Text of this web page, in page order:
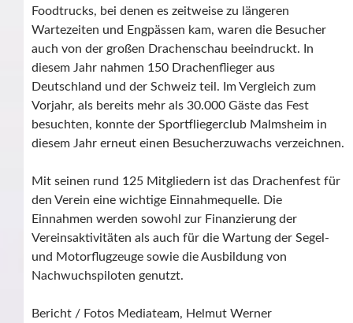
Foodtrucks, bei denen es zeitweise zu längeren
Wartezeiten und Engpässen kam, waren die Besucher
auch von der großen Drachenschau beeindruckt. In
diesem Jahr nahmen 150 Drachenflieger aus
Deutschland und der Schweiz teil. Im Vergleich zum
Vorjahr, als bereits mehr als 30.000 Gäste das Fest
besuchten, konnte der Sportfliegerclub Malmsheim in
diesem Jahr erneut einen Besucherzuwachs verzeichnen.
Mit seinen rund 125 Mitgliedern ist das Drachenfest für
den Verein eine wichtige Einnahmequelle. Die
Einnahmen werden sowohl zur Finanzierung der
Vereinsaktivitäten als auch für die Wartung der Segel-
und Motorflugzeuge sowie die Ausbildung von
Nachwuchspiloten genutzt.
Bericht / Fotos Mediateam, Helmut Werner